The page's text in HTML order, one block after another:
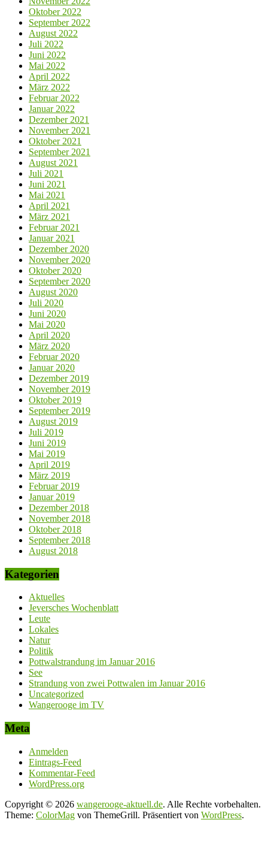
Oktober 2022
September 2022
August 2022
Juli 2022
Juni 2022
Mai 2022
April 2022
März 2022
Februar 2022
Januar 2022
Dezember 2021
November 2021
Oktober 2021
September 2021
August 2021
Juli 2021
Juni 2021
Mai 2021
April 2021
März 2021
Februar 2021
Januar 2021
Dezember 2020
November 2020
Oktober 2020
September 2020
August 2020
Juli 2020
Juni 2020
Mai 2020
April 2020
März 2020
Februar 2020
Januar 2020
Dezember 2019
November 2019
Oktober 2019
September 2019
August 2019
Juli 2019
Juni 2019
Mai 2019
April 2019
März 2019
Februar 2019
Januar 2019
Dezember 2018
November 2018
Oktober 2018
September 2018
August 2018
Kategorien
Aktuelles
Jeversches Wochenblatt
Leute
Lokales
Natur
Politik
Pottwalstrandung im Januar 2016
See
Strandung von zwei Pottwalen im Januar 2016
Uncategorized
Wangerooge im TV
Meta
Anmelden
Eintrags-Feed
Kommentar-Feed
WordPress.org
Copyright © 2026 wangerooge-aktuell.de. Alle Rechte vorbehalten.
Theme: ColorMag von ThemeGrill. Präsentiert von WordPress.